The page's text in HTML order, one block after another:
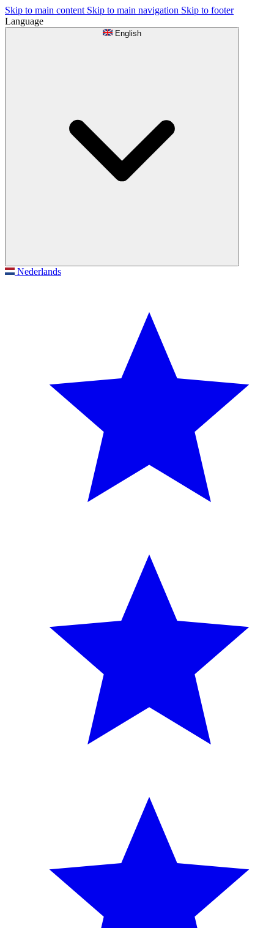
Skip to main content Skip to main navigation Skip to footer
Language
English
Nederlands